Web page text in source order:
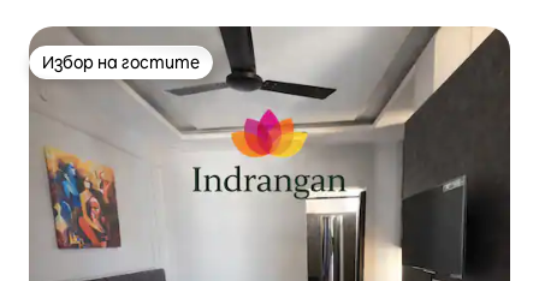
Избор на гостите
Избор на гостите